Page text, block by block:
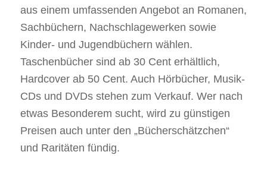
aus einem umfassenden Angebot an Romanen,
Sachbüchern, Nachschlagewerken sowie
Kinder- und Jugendbüchern wählen.
Taschenbücher sind ab 30 Cent erhältlich,
Hardcover ab 50 Cent. Auch Hörbücher, Musik-
CDs und DVDs stehen zum Verkauf. Wer nach
etwas Besonderem sucht, wird zu günstigen
Preisen auch unter den „Bücherschätzchen“
und Raritäten fündig.